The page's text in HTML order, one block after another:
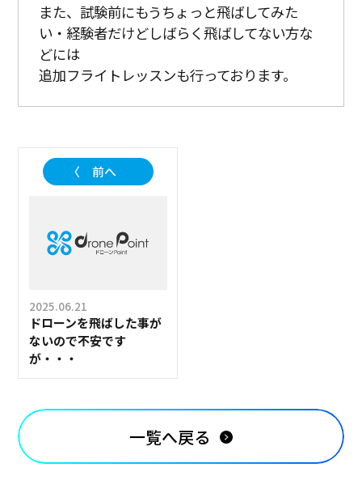
また、試験前にもうちょっと飛ばしてみた
い・経験者だけどしばらく飛ばしてない方な
どには
追加フライトレッスンも行っております。
〈 前へ
2025.06.21
ドローンを飛ばした事が
ないので不安です
が・・・
一覧へ戻る